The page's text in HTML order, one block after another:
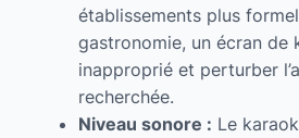
établissements plus
gastronomie, un écran de
inapproprié et perturber
recherchée.
Niveau sonore : Le